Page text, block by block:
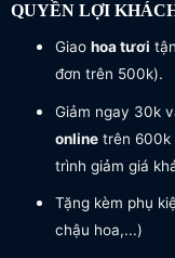
QUYỀN LỢI
Giao hoa tươi
đơn trên 500k).
Giảm ngay 30k
onlinetrên 600k
trình giảm giá
Tặng kèm phụ
chậu hoa,...)